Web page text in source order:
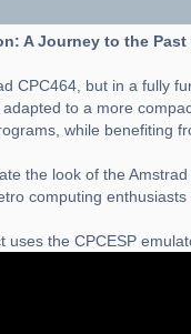
A Journey to the
CPC464, but in a fully
to a more
while benefiting
the look of the
computing
uses the CPCESP